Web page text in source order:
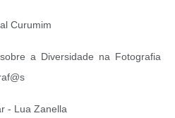
Curumim
a Diversidade na Fotografia
- Lua Zanella